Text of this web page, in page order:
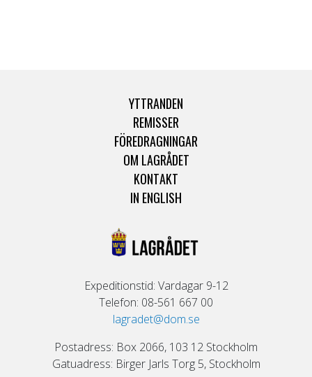
YTTRANDEN
REMISSER
FÖREDRAGNINGAR
OM LAGRÅDET
KONTAKT
IN ENGLISH
Expeditionstid: Vardagar 9-12
Telefon: 08-561 667 00
lagradet@dom.se
Postadress: Box 2066, 103 12 Stockholm
Gatuadress: Birger Jarls Torg 5, Stockholm